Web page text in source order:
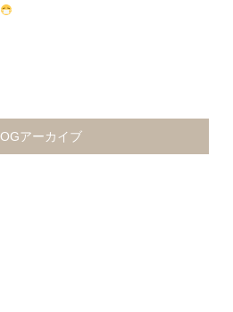
アーカイブ